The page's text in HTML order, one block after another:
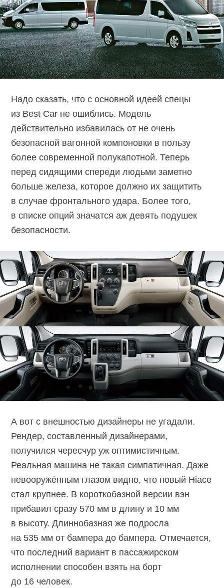
Надо сказать, что с основной идеей спецы
из Best Car не ошиблись. Модель
действительно избавилась от не очень
безопасной вагонной компоновки в пользу
более современной полукапотной. Теперь
перед сидящими спереди людьми заметно
больше железа, которое должно их защитить
в случае фронтального удара. Более того,
в списке опций значатся аж девять подушек
безопасности.
А вот с внешностью дизайнеры не угадали.
Рендер, составленный дизайнерами,
получился чересчур уж оптимистичным.
Реальная машина не такая симпатичная. Даже
невооружённым глазом видно, что новый Hiace
стал крупнее. В короткобазной версии вэн
прибавил сразу 570 мм в длину и 10 мм
в высоту. Длиннобазная же подросла
на 535 мм от бампера до бампера. Отмечается,
что последний вариант в пассажирском
исполнении способен взять на борт
до 16 человек.